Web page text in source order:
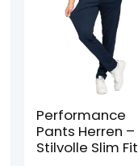
Performance
Pants Herren –
Stilvolle Slim Fit